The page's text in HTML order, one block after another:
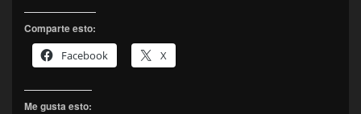
Comparte esto:
Facebook
X
Me gusta esto: